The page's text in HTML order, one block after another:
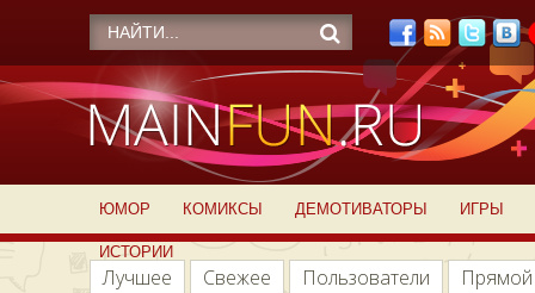
ЮМОР КОМИКСЫ ДЕМОТИВАТОРЫ ИГРЫ
ИСТОРИИ
Лучшее Свежее Пользователи